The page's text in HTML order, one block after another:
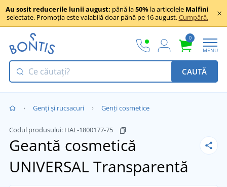
Au sosit reducerile lunii august: până la50% la articolele Malfini
selectate. Promoția este valabilă doar până pe 16 august.Cumpără.
0
MENU
CAUTĂ
Genți și rucsacuri Genți cosmetice
Codul produsului: HAL-1800177-75
Geantă cosmetică
UNIVERSAL Transparentă